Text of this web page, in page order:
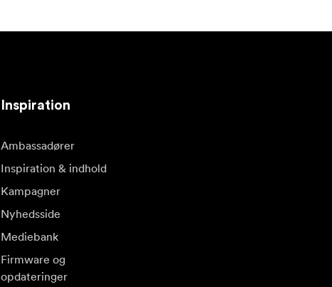
Inspiration
Ambassadører
Inspiration & indhold
Kampagner
Nyhedsside
Mediebank
Firmware og
opdateringer